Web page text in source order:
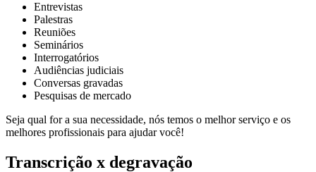
Entrevistas
Palestras
Reuniões
Seminários
Interrogatórios
Audiências judiciais
Conversas gravadas
Pesquisas de mercado
Seja qual for a sua necessidade, nós temos o melhor serviço e os
melhores profissionais para ajudar você!
Transcrição x degravação